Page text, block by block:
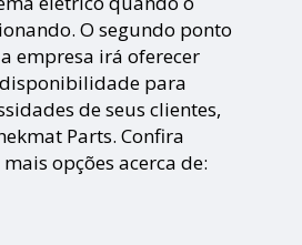
O segundo ponto
empresa irá oferecer
para
de seus clientes,
Parts. Confira
opções acerca de: